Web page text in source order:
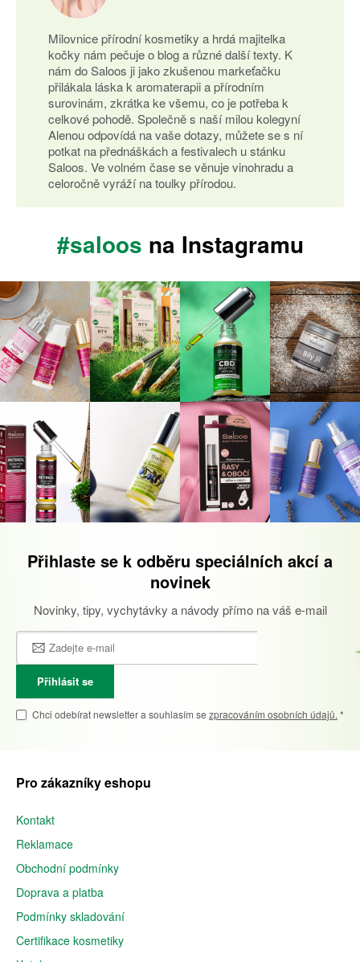
Milovnice přírodní kosmetiky a hrdá majitelka
kočky nám pečuje o blog a různé další texty. K
nám do Saloos ji jako zkušenou markeťačku
přilákala láska k aromaterapii a přírodním
surovinám, zkrátka ke všemu, co je potřeba k
celkové pohodě. Společně s naší milou kolegyní
Alenou odpovídá na vaše dotazy, můžete se s ní
potkat na přednáškách a festivalech u stánku
Saloos. Ve volném čase se věnuje vinohradu a
celoročně vyráží na toulky přírodou.
#saloos na Instagramu
Přihlaste se k odběru speciálních akcí a
novinek
Novinky, tipy, vychytávky a návody přímo na váš e-mail
Přihlásit se
Chci odebírat newsletter a souhlasím se zpracováním osobních údajů. *
Pro zákazníky eshopu
Kontakt
Reklamace
Obchodní podmínky
Doprava a platba
Podmínky skladování
Certifikace kosmetiky